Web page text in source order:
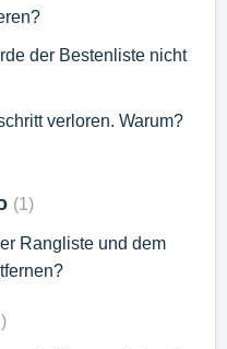
der Bestenliste nicht
verloren. Warum?
1
Rangliste und dem